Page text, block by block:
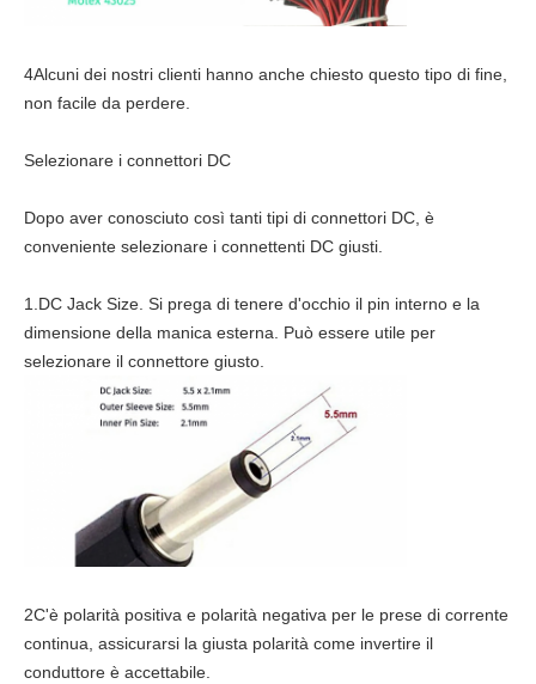
4Alcuni dei nostri clienti hanno anche chiesto questo tipo di fine,
non facile da perdere.
Selezionare i connettori DC
Dopo aver conosciuto così tanti tipi di connettori DC, è
conveniente selezionare i connettenti DC giusti.
1.DC Jack Size. Si prega di tenere d'occhio il pin interno e la
dimensione della manica esterna. Può essere utile per
selezionare il connettore giusto.
2C'è polarità positiva e polarità negativa per le prese di corrente
continua, assicurarsi la giusta polarità come invertire il
conduttore è accettabile.